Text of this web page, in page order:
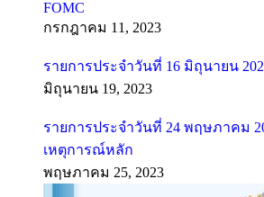
กรกฎาคม 11, 2023
มิถุนายน 19, 2023
เหตุการณ์หลัก
พฤษภาคม 25, 2023